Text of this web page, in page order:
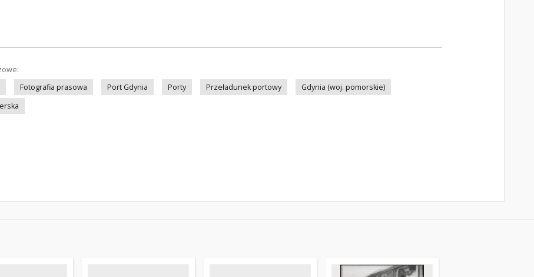
Fotografia prasowa Port Gdynia Porty Przeładunek portowy
Gdynia (woj. pomorskie)